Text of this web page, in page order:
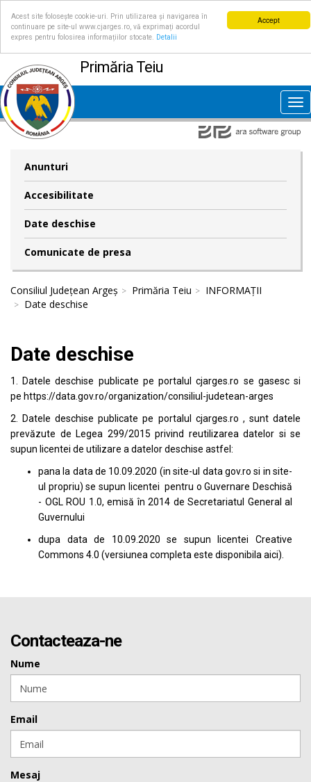
Accept
Acest site folosește cookie-uri. Prin utilizarea și navigarea în
continuare pe site-ul www.cjarges.ro, vă exprimați acordul
expres pentru folosirea informațiilor stocate.
Detalii
Primăria Teiu
Anunturi
Accesibilitate
Date deschise
Comunicate de presa
Consiliul Județean Argeș Primăria Teiu
INFORMAȚII
Date deschise
Date deschise
1. Datele deschise publicate pe portalulcjarges.ro se gasesc si
pe https://data.gov.ro/organization/consiliul-judetean-arges
2. Datele deschise publicate pe portalul cjarges.ro , sunt datele
prevăzute de Legea 299/2015 privind reutilizarea datelor si se
supun licentei de utilizare a datelor deschise astfel:
pana la data de 10.09.2020 (in site-ul data gov.ro si in site-
ul propriu) se supun licentei pentru o Guvernare Deschisă
- OGL ROU 1.0, emisă în 2014 de Secretariatul General al
Guvernului
dupa data de 10.09.2020 se supun licentei Creative
Commons 4.0 (versiunea completa este disponibila aici).
Contacteaza-ne
Nume
Email
Mesaj